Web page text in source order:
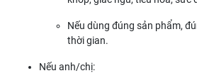
Nếu dùng đúng sản phẩm,
thời gian.
Nếu anh/chị: